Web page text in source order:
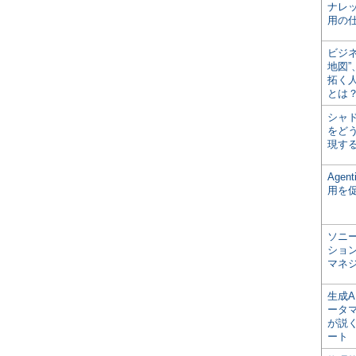
ナレ
用の
ビジ
地図”
拓く
とは
シャ
をど
現す
用を
ソニ
ショ
マネ
生成
ータ
が説
ート